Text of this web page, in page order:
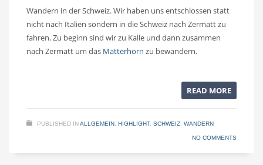
Wandern in der Schweiz. Wir haben uns entschlossen statt
nicht nach Italien sondern in die Schweiz nach Zermatt zu
fahren. Zu beginn sind wir zu Kalle und dann zusammen
nach Zermatt um das Matterhorn zu bewandern.
READ MORE
PUBLISHED INALLGEMEIN, HIGHLIGHT, SCHWEIZ, WANDERN
NO COMMENTS